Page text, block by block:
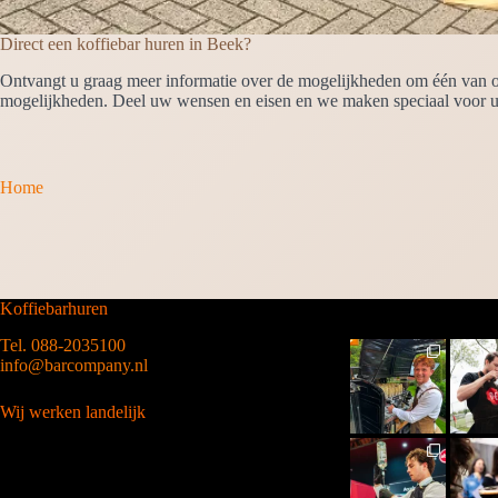
Direct een koffiebar huren in Beek?
Ontvangt u graag meer informatie over de mogelijkheden om één
mogelijkheden. Deel uw wensen en eisen en we maken speciaal voor
Home
Koffiebarhuren
Tel. 088-2035100
info@barcompany.nl
Wij werken landelijk